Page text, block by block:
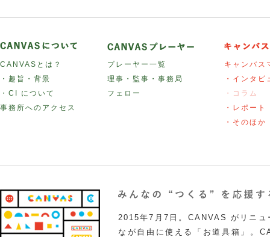
CANVASとは？
・趣旨・背景
・CI について
事務所へのアクセス
プレーヤー一覧
理事・監事・事務局
フェロー
キャンバス
・インタビ
・コラム
・レポート
・そのほか
2015年7月7日。CANVAS がリニュ
なが自由に使える「お道具箱」。